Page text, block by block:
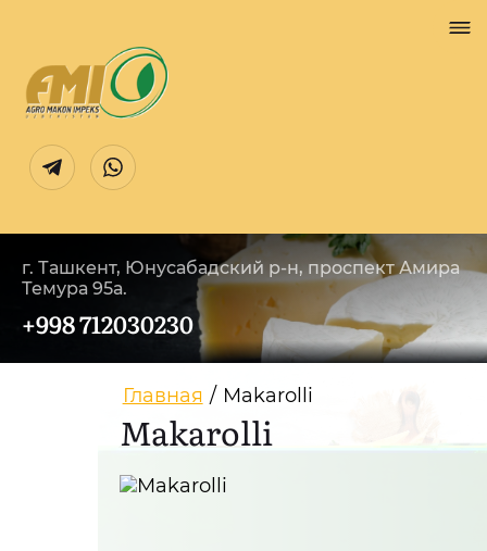
г. Ташкент, Юнусабадский р-н, проспект Амира
Темура 95а.
+998 712030230
Главная / Makarolli
Makarolli